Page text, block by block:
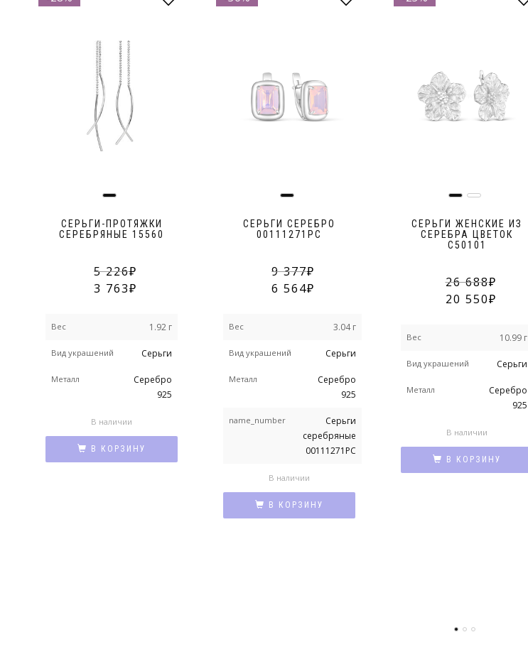
СЕРЬГИ-ПРОТЯЖКИ
СЕРЕБРЯНЫЕ 15560
5 226
3 763
Вес 1.92 г
Вид украшений Серьги
Металл
Серебро
925
В наличии
В КОРЗИНУ
СЕРЬГИ СЕРЕБРО
00111271РС
9 377
6 564
Вес 3.04 г
Вид украшений Серьги
Металл
Серебро
925
name_number
Серьги
серебряные
00111271РС
В наличии
В КОРЗИНУ
СЕРЬГИ ЖЕНСКИЕ ИЗ
СЕРЕБРА ЦВЕТОК
С50101
26 688
20 550
Вес 10.99 г
Вид украшений Серьги
Металл
Серебро
925
В наличии
В КОРЗИНУ